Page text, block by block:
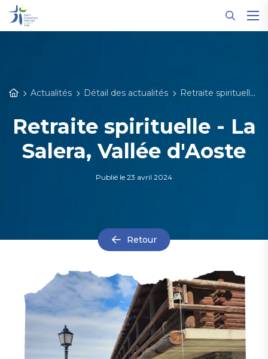
Actualités Détail des actualités Retraite spirituelle - La Salera, Vallée d'Aoste
Retraite spirituelle - La
Salera, Vallée d'Aoste
Publié le 23 avril 2024
Retour
Panneau de gestion des cookies